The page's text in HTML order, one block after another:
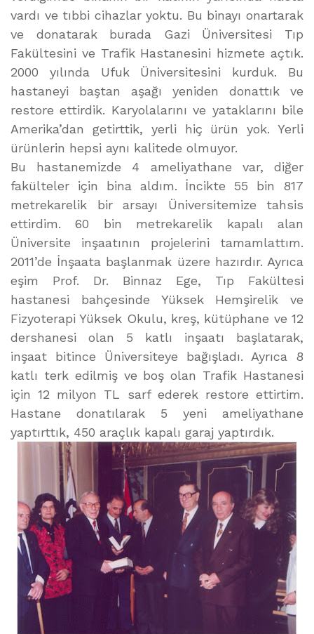
vardı ve tıbbi cihazlar yoktu. Bu binayı onartarak
ve donatarak burada Gazi Üniversitesi Tıp
Fakültesini ve Trafik Hastanesini hizmete açtık.
2000 yılında Ufuk Üniversitesini kurduk. Bu
hastaneyi baştan aşağı yeniden donattık ve
restore ettirdik. Karyolalarını ve yataklarını bile
Amerika’dan getirttik, yerli hiç ürün yok. Yerli
ürünlerin hepsi aynı kalitede olmuyor.
Bu hastanemizde 4 ameliyathane var, diğer
fakülteler için bina aldım. İncikte 55 bin 817
metrekarelik bir arsayı Üniversitemize tahsis
ettirdim. 60 bin metrekarelik kapalı alan
Üniversite inşaatının projelerini tamamlattım.
2011’de İnşaata başlanmak üzere hazırdır. Ayrıca
eşim Prof. Dr. Binnaz Ege, Tıp Fakültesi
hastanesi bahçesinde Yüksek Hemşirelik ve
Fizyoterapi Yüksek Okulu, kreş, kütüphane ve 12
dershanesi olan 5 katlı inşaatı başlatarak,
inşaat bitince Üniversiteye bağışladı. Ayrıca 8
katlı terk edilmiş ve boş olan Trafik Hastanesi
için 12 milyon TL sarf ederek restore ettirtim.
Hastane donatılarak 5 yeni ameliyathane
yaptırttık, 450 araçlık kapalı garaj yaptırdık.